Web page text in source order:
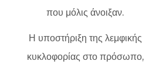
που μόλις άνοιξαν.
Η υποστήριξη της λεμφικής
κυκλοφορίας στο πρόσωπο,